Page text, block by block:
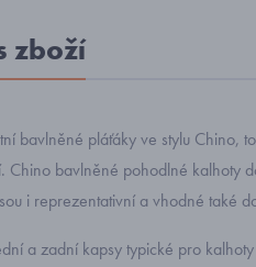
zboží
bavlněné pláťáky ve stylu Chino,
Chino bavlněné pohodlné kalhoty
i reprezentativní a vhodné také
a zadní kapsy typické pro